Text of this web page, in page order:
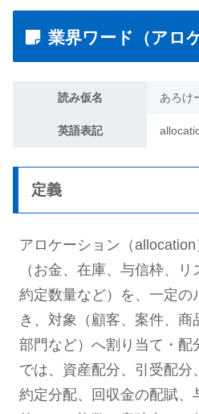
業界ワード（アロ
読み仮名 あろけ
英語表記
定義
アロケーション（
（お金、在庫、与信枠、リ
約定数量など）を、一定の
き、対象（顧客、案件、商
部門など）へ割り当て・配
では、資産配分、引受配分
約定分配、回収金の配賦、